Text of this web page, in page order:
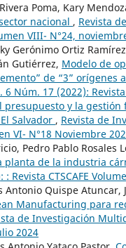
Poma, Kary
nacional , Revista
VIII- N°24,
Gerónimo Ortiz
Gutiérrez, Modelo de
de “3” orígenes
Núm. 17 (2022):
presupuesto y la gestión
Salvador , Revista de
VI- N°18 Noviembre
Pedro Pablo Rosales
de la industria
: Revista CTSCAFE
Quispe Atuncar,
Manufacturing para
de Investigación
2024